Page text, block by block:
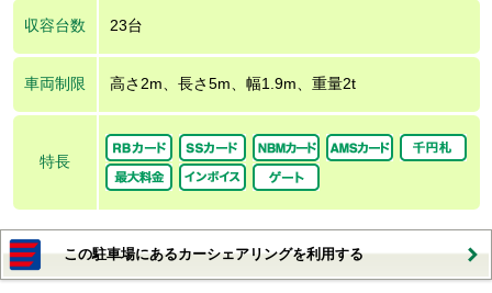
収容台数 23台
車両制限 高さ2m、長さ5m、幅1.9m、重量2t
特長
この駐車場にあるカーシェアリングを利用する